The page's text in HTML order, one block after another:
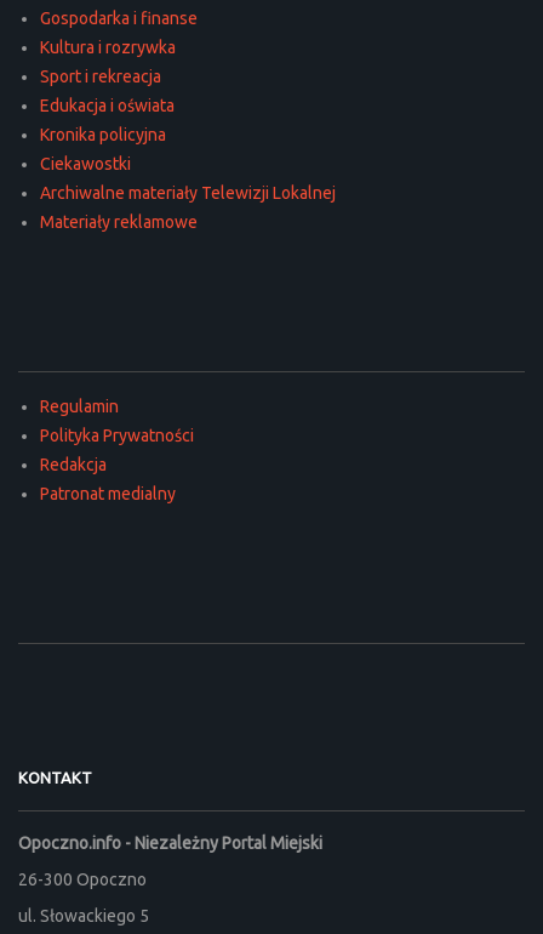
Gospodarka i finanse
Kultura i rozrywka
Sport i rekreacja
Edukacja i oświata
Kronika policyjna
Ciekawostki
Archiwalne materiały Telewizji Lokalnej
Materiały reklamowe
Regulamin
Polityka Prywatności
Redakcja
Patronat medialny
KONTAKT
Opoczno.info - Niezależny Portal Miejski
26-300 Opoczno
ul. Słowackiego 5